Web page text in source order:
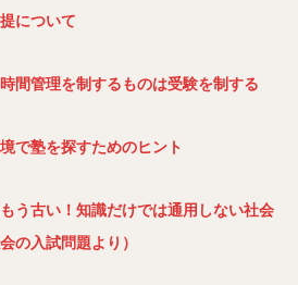
について
間管理を制するものは受験を制する
で塾を探すためのヒント
う古い！知識だけでは通用しない社会
の入試問題より）